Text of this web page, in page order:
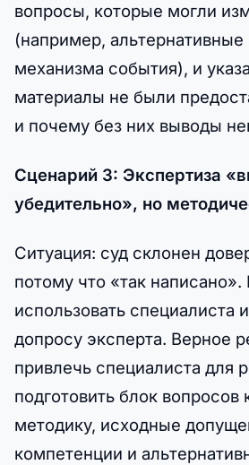
вопросы, которые могли
(например, альтернативные
механизма события), и
материалы не были
и почему без них выводы
Сценарий 3: Экспертиза
убедительно», но
Ситуация: суд склонен
потому что «так
использовать специалиста
допросу эксперта. Верное
привлечь специалиста для
подготовить блок вопросов
методику, исходные
компетенции и